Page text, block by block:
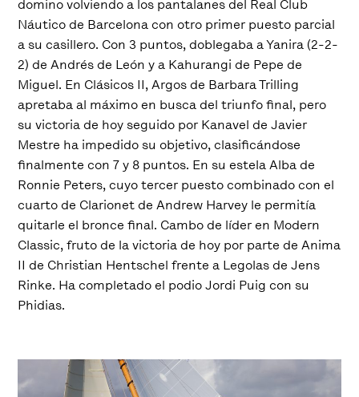
domino volviendo a los pantalanes del Real Club
Náutico de Barcelona con otro primer puesto parcial
a su casillero. Con 3 puntos, doblegaba a Yanira (2-2-
2) de Andrés de León y a Kahurangi de Pepe de
Miguel. En Clásicos II, Argos de Barbara Trilling
apretaba al máximo en busca del triunfo final, pero
su victoria de hoy seguido por Kanavel de Javier
Mestre ha impedido su objetivo, clasificándose
finalmente con 7 y 8 puntos. En su estela Alba de
Ronnie Peters, cuyo tercer puesto combinado con el
cuarto de Clarionet de Andrew Harvey le permitía
quitarle el bronce final. Cambo de líder en Modern
Classic, fruto de la victoria de hoy por parte de Anima
II de Christian Hentschel frente a Legolas de Jens
Rinke. Ha completado el podio Jordi Puig con su
Phidias.